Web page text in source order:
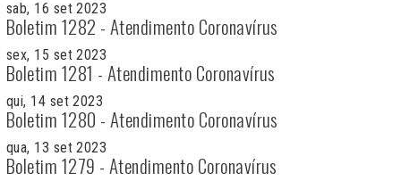
sab, 16 set 2023
Boletim 1282 - Atendimento Coronavírus
sex, 15 set 2023
Boletim 1281 - Atendimento Coronavírus
qui, 14 set 2023
Boletim 1280 - Atendimento Coronavírus
qua, 13 set 2023
Boletim 1279 - Atendimento Coronavírus